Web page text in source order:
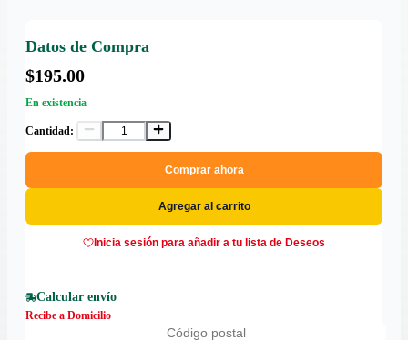
Datos de Compra
$195.00
En existencia
Cantidad:
Comprar ahora
Agregar al carrito
Inicia sesión para añadir a tu lista de Deseos
Calcular envío
Recibe a Domicilio